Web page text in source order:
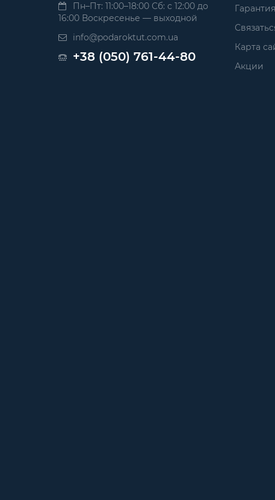
Пн–Пт: 11:00–18:00 Сб: с 12:00 до
16:00 Воскресенье — выходной
info@podaroktut.com.ua
+38 (050) 761-44-80
Карта
Акции